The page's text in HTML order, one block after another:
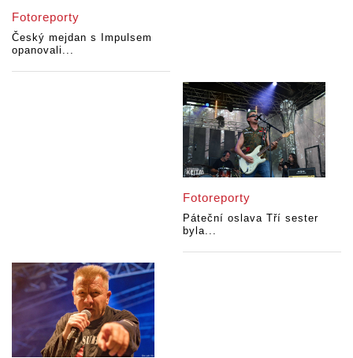
Fotoreporty
Český mejdan s Impulsem
opanovali...
Fotoreporty
Páteční oslava Tří sester
byla...